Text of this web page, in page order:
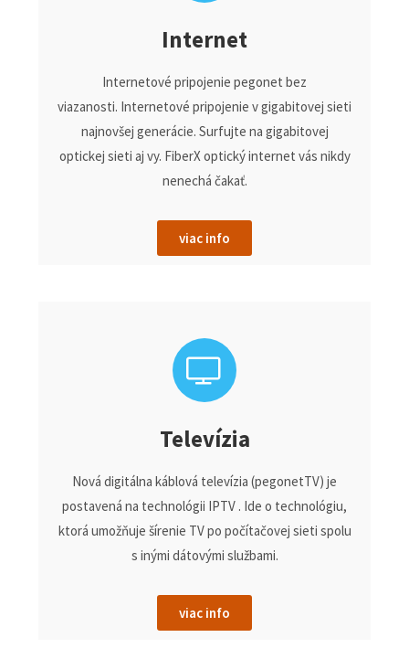
Internet
Internetové pripojenie pegonet bez
viazanosti. Internetové pripojenie v gigabitovej sieti
najnovšej generácie. Surfujte na gigabitovej
optickej sieti aj vy. FiberX optický internet vás nikdy
nenechá čakať.
viac info
Televízia
Nová digitálna káblová televízia (pegonetTV) je
postavená na technológii IPTV . Ide o technológiu,
ktorá umožňuje šírenie TV po počítačovej sieti spolu
s inými dátovými službami.
viac info